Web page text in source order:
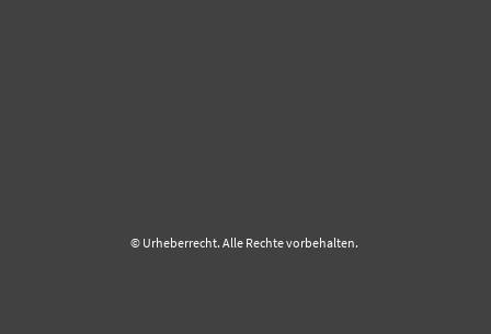
© Urheberrecht. Alle Rechte vorbehalten.